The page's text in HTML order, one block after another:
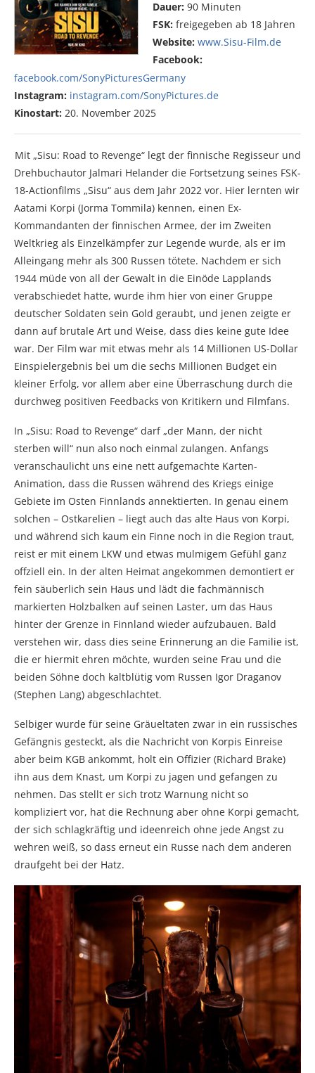
Dauer: 90 Minuten
FSK: freigegeben ab 18 Jahren
Website: www.Sisu-Film.de
Facebook:
facebook.com/SonyPicturesGermany
Instagram: instagram.com/SonyPictures.de
Kinostart: 20. November 2025
Mit „Sisu: Road to Revenge“ legt der finnische Regisseur und
Drehbuchautor Jalmari Helander die Fortsetzung seines FSK-
18-Actionfilms „Sisu“ aus dem Jahr 2022 vor. Hier lernten wir
Aatami Korpi (Jorma Tommila) kennen, einen Ex-
Kommandanten der finnischen Armee, der im Zweiten
Weltkrieg als Einzelkämpfer zur Legende wurde, als er im
Alleingang mehr als 300 Russen tötete. Nachdem er sich
1944 müde von all der Gewalt in die Einöde Lapplands
verabschiedet hatte, wurde ihm hier von einer Gruppe
deutscher Soldaten sein Gold geraubt, und jenen zeigte er
dann auf brutale Art und Weise, dass dies keine gute Idee
war. Der Film war mit etwas mehr als 14 Millionen US-Dollar
Einspielergebnis bei um die sechs Millionen Budget ein
kleiner Erfolg, vor allem aber eine Überraschung durch die
durchweg positiven Feedbacks von Kritikern und Filmfans.
In „Sisu: Road to Revenge“ darf „der Mann, der nicht
sterben will“ nun also noch einmal zulangen. Anfangs
veranschaulicht uns eine nett aufgemachte Karten-
Animation, dass die Russen während des Kriegs einige
Gebiete im Osten Finnlands annektierten. In genau einem
solchen – Ostkarelien – liegt auch das alte Haus von Korpi,
und während sich kaum ein Finne noch in die Region traut,
reist er mit einem LKW und etwas mulmigem Gefühl ganz
offziell ein. In der alten Heimat angekommen demontiert er
fein säuberlich sein Haus und lädt die fachmännisch
markierten Holzbalken auf seinen Laster, um das Haus
hinter der Grenze in Finnland wieder aufzubauen. Bald
verstehen wir, dass dies seine Erinnerung an die Familie ist,
die er hiermit ehren möchte, wurden seine Frau und die
beiden Söhne doch kaltblütig vom Russen Igor Draganov
(Stephen Lang) abgeschlachtet.
Selbiger wurde für seine Gräueltaten zwar in ein russisches
Gefängnis gesteckt, als die Nachricht von Korpis Einreise
aber beim KGB ankommt, holt ein Offizier (Richard Brake)
ihn aus dem Knast, um Korpi zu jagen und gefangen zu
nehmen. Das stellt er sich trotz Warnung nicht so
kompliziert vor, hat die Rechnung aber ohne Korpi gemacht,
der sich schlagkräftig und ideenreich ohne jede Angst zu
wehren weiß, so dass erneut ein Russe nach dem anderen
draufgeht bei der Hatz.